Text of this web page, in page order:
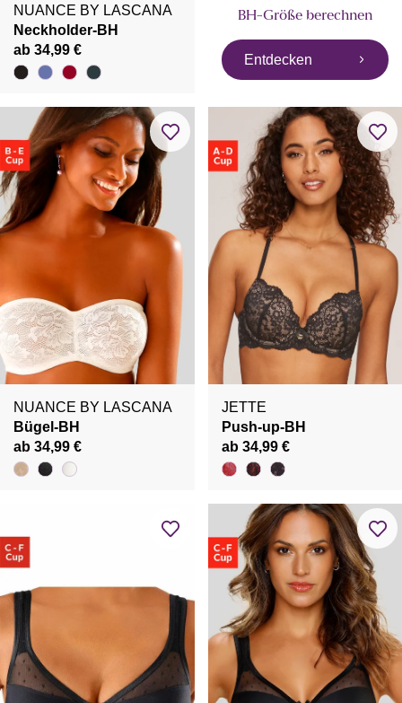
NUANCE BY LASCANA
Neckholder-BH
ab 34,99 €
BH-Größe berechnen
Entdecken
NUANCE BY LASCANA
Bügel-BH
ab 34,99 €
JETTE
Push-up-BH
ab 34,99 €